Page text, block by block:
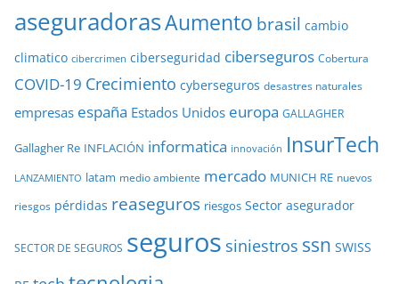
aseguradorasAumento brasil cambio
climatico cibercrimen ciberseguridad ciberseguros Cobertura
COVID-19 Crecimiento cyberseguros desastres naturales
empresas españa Estados Unidos europa GALLAGHER
Gallagher Re INFLACIÓN informatica innovación InsurTech
LANZAMIENTO latam medio ambiente mercado MUNICH RE nuevos
riesgos pérdidas reaseguros riesgos Sector asegurador
SECTOR DE SEGUROS seguros siniestros ssn SWISS